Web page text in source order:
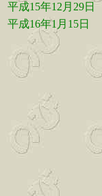
平成15年12月29日
平成16年1月15日